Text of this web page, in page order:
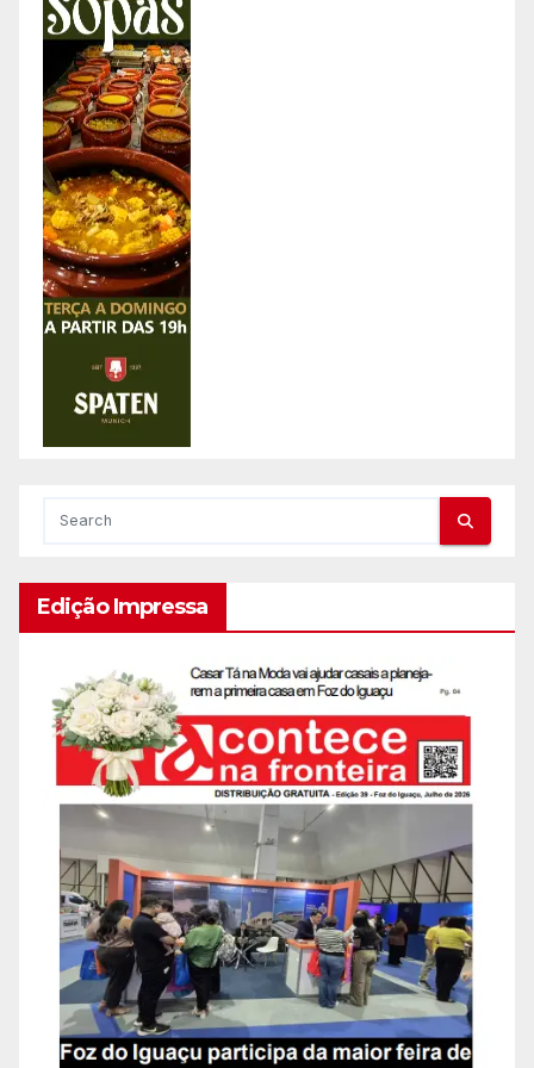
Edição Impressa